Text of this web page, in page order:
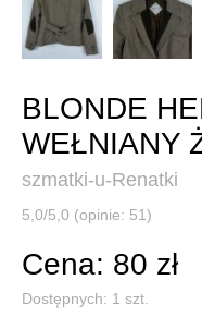
BLONDE
WEŁNIANY
szmatki-u-Renatki
5,0/5,0 (opinie: 51)
Cena: 80 zł
Dostępnych: 1 szt.